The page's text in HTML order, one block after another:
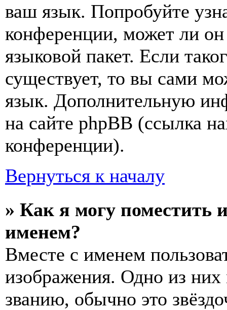
ваш язык. Попробуйте
конференции, может ли
языковой пакет. Если
существует, то вы сами
язык. Дополнительную
на сайте phpBB (ссылка
конференции).
Вернуться к началу
» Как я могу поместить
именем?
Вместе с именем
изображения. Одно из
званию, обычно это